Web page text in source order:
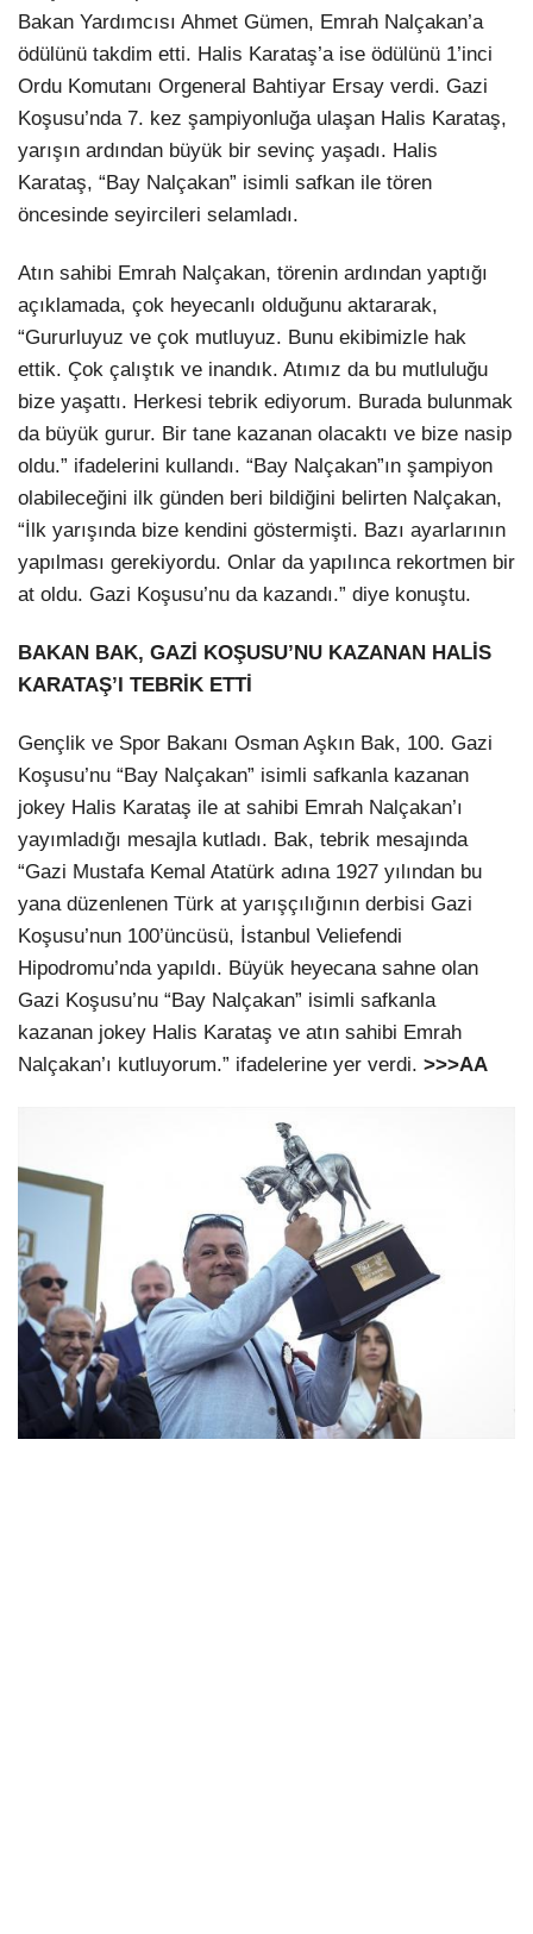
Bakan Yardımcısı Ahmet Gümen, Emrah Nalçakan’a
ödülünü takdim etti. Halis Karataş’a ise ödülünü 1’inci
Ordu Komutanı Orgeneral Bahtiyar Ersay verdi. Gazi
Koşusu’nda 7. kez şampiyonluğa ulaşan Halis Karataş,
yarışın ardından büyük bir sevinç yaşadı. Halis
Karataş, “Bay Nalçakan” isimli safkan ile tören
öncesinde seyircileri selamladı.
Atın sahibi Emrah Nalçakan, törenin ardından yaptığı
açıklamada, çok heyecanlı olduğunu aktararak,
“Gururluyuz ve çok mutluyuz. Bunu ekibimizle hak
ettik. Çok çalıştık ve inandık. Atımız da bu mutluluğu
bize yaşattı. Herkesi tebrik ediyorum. Burada bulunmak
da büyük gurur. Bir tane kazanan olacaktı ve bize nasip
oldu.” ifadelerini kullandı. “Bay Nalçakan”ın şampiyon
olabileceğini ilk günden beri bildiğini belirten Nalçakan,
“İlk yarışında bize kendini göstermişti. Bazı ayarlarının
yapılması gerekiyordu. Onlar da yapılınca rekortmen bir
at oldu. Gazi Koşusu’nu da kazandı.” diye konuştu.
BAKAN BAK, GAZİ KOŞUSU’NU KAZANAN HALİS
KARATAŞ’I TEBRİK ETTİ
Gençlik ve Spor Bakanı Osman Aşkın Bak, 100. Gazi
Koşusu’nu “Bay Nalçakan” isimli safkanla kazanan
jokey Halis Karataş ile at sahibi Emrah Nalçakan’ı
yayımladığı mesajla kutladı. Bak, tebrik mesajında
“Gazi Mustafa Kemal Atatürk adına 1927 yılından bu
yana düzenlenen Türk at yarışçılığının derbisi Gazi
Koşusu’nun 100’üncüsü, İstanbul Veliefendi
Hipodromu’nda yapıldı. Büyük heyecana sahne olan
Gazi Koşusu’nu “Bay Nalçakan” isimli safkanla
kazanan jokey Halis Karataş ve atın sahibi Emrah
Nalçakan’ı kutluyorum.” ifadelerine yer verdi. >>>AA